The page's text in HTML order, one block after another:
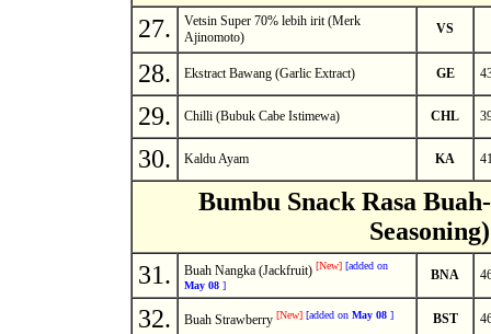
27.
Vetsin Super 70% lebih irit (Merk
Ajinomoto)
VS
28. Ekstract Bawang (Garlic Extract) GE
29. Chilli (Bubuk Cabe Istimewa) CHL
30. Kaldu Ayam KA
Bumbu Snack Rasa
Seasoning)
31.
Buah Nangka (Jackfruit) [New] [added on
May 08 ]
BNA
32. Buah Strawberry [New] [added on May 08 ] BST